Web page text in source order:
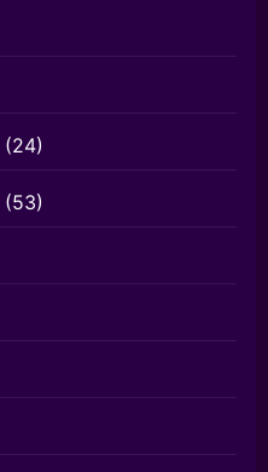
(24)
(53)